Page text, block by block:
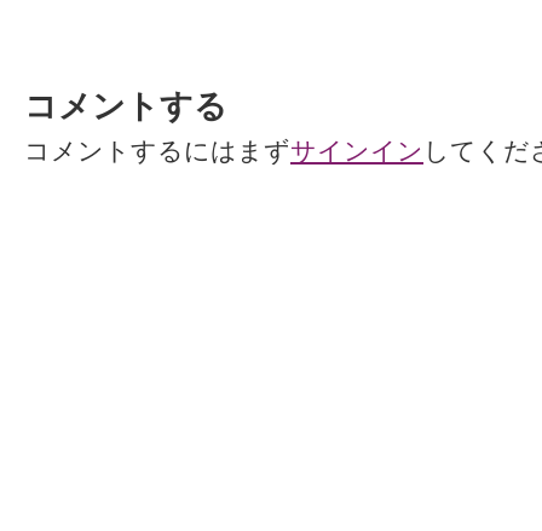
コメントする
コメントするにはまずサインイン してくだ